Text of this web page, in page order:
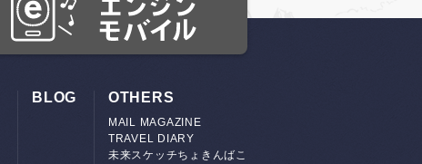
BLOG OTHERS
MAIL MAGAZINE
TRAVEL DIARY
未来スケッチちょきんばこ